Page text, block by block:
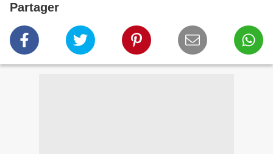
Partager